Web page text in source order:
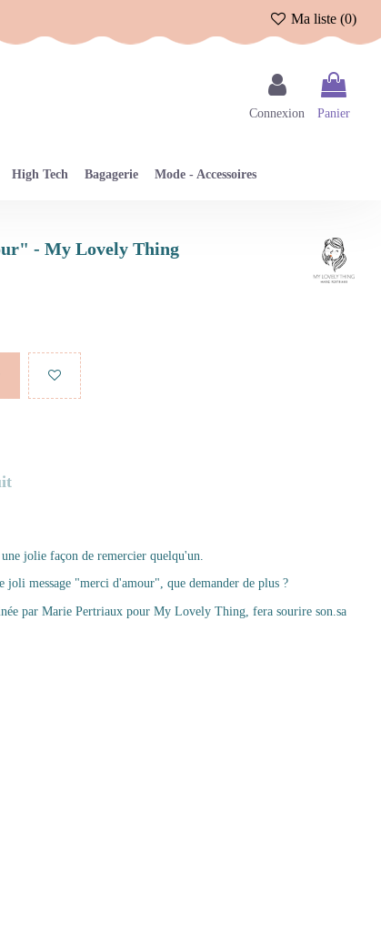
Ma liste (0)
Connexion Panier
High Tech Bagagerie Mode - Accessoires
- My Lovely Thing
jolie façon de remercier quelqu'un.
joli message "merci d'amour", que demander de plus ?
par Marie Pertriaux pour My Lovely Thing, fera sourire son.sa